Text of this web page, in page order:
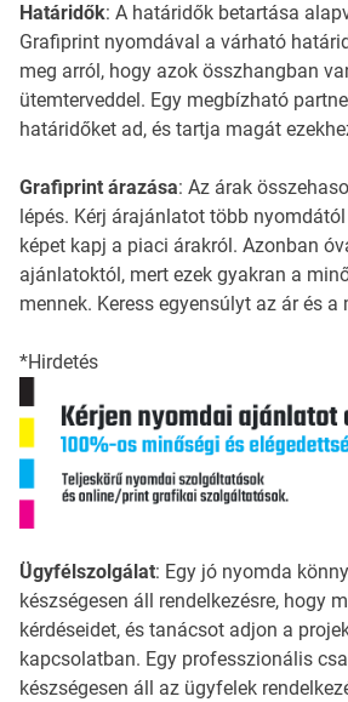
Határidők: A határidők betartása
Grafiprint nyomdával a várható
meg arról, hogy azok összhangban
ütemterveddel. Egy megbízható
határidőket ad, és tartja magát
Grafiprint árazása: Az árak
lépés. Kérj árajánlatot több
képet kapj a piaci árakról. Azonban
ajánlatoktól, mert ezek gyakran a
mennek. Keress egyensúlyt az ár és
*Hirdetés
Ügyfélszolgálat: Egy jó nyomda
készségesen áll rendelkezésre, hogy
kérdéseidet, és tanácsot adjon a
kapcsolatban. Egy professzionális
készségesen áll az ügyfelek